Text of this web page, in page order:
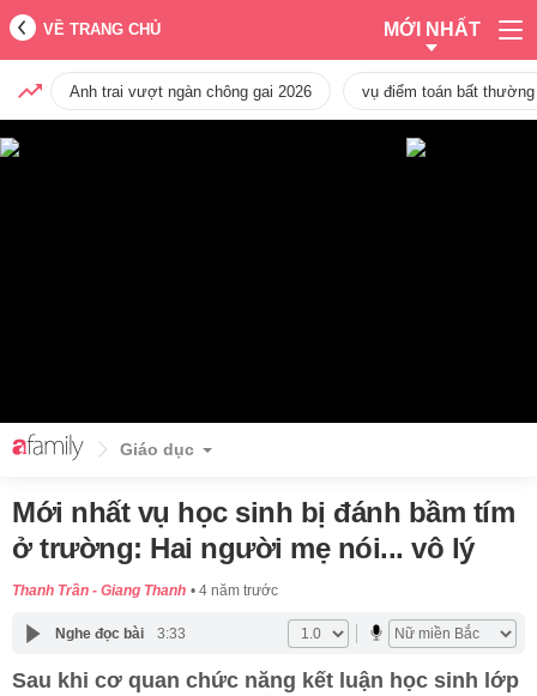
VỀ TRANG CHỦ MỚI NHẤT
Anh trai vượt ngàn chông gai 2026 vụ điểm toán bất
Giáo dục
Mới nhất vụ học sinh bị đánh bầm tím
ở trường: Hai người mẹ nói... vô lý
Thanh Trần - Giang Thanh 4 năm trước
Nghe đọc bài 3:33
Sau khi cơ quan chức năng kết luận học sinh lớp